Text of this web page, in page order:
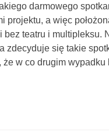
darmowego
projektu, a więc
teatru i multipleksu.
zdecyduje się takie
w co drugim